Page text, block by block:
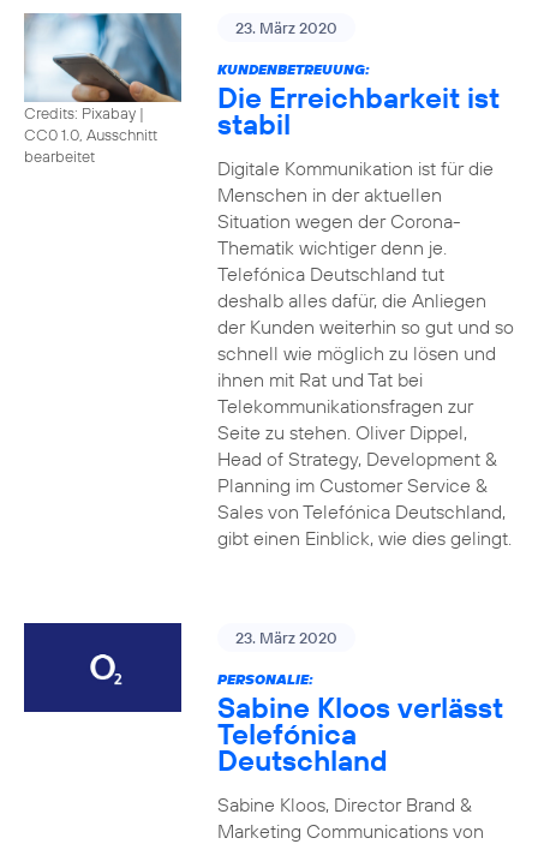
Credits: Pixabay |
CC0 1.0, Ausschnitt
bearbeitet
23. März 2020
KUNDENBETREUUNG:
Die Erreichbarkeit ist
stabil
Digitale Kommunikation ist für die
Menschen in der aktuellen
Situation wegen der Corona-
Thematik wichtiger denn je.
Telefónica Deutschland tut
deshalb alles dafür, die Anliegen
der Kunden weiterhin so gut und so
schnell wie möglich zu lösen und
ihnen mit Rat und Tat bei
Telekommunikationsfragen zur
Seite zu stehen. Oliver Dippel,
Head of Strategy, Development &
Planning im Customer Service &
Sales von Telefónica Deutschland,
gibt einen Einblick, wie dies gelingt.
23. März 2020
PERSONALIE:
Sabine Kloos verlässt
Telefónica
Deutschland
Sabine Kloos, Director Brand &
Marketing Communications von